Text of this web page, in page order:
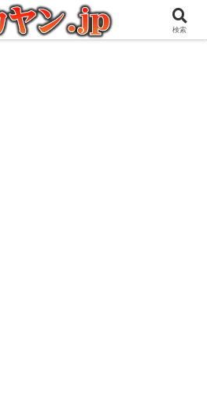
きな管理人の愉快な日々を綴るブログ
検索